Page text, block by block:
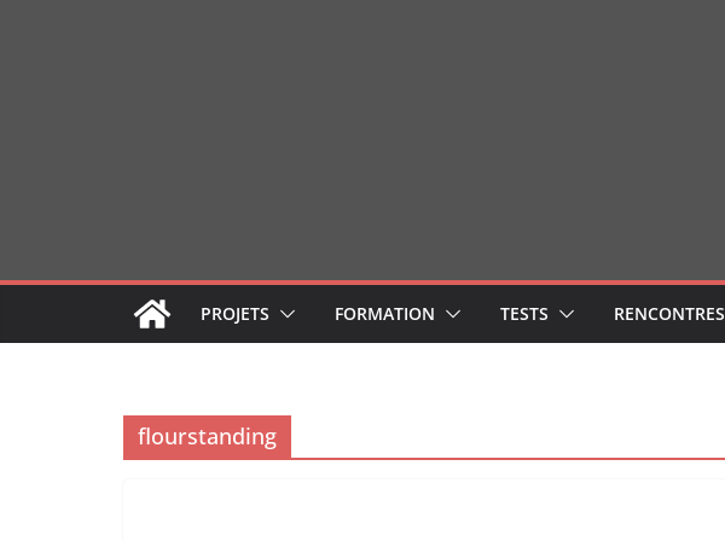
PROJETS FORMATION TESTS RENCONTRES
flourstanding